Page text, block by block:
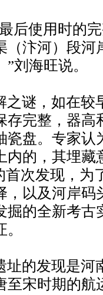
后使用时的
（汴河）段河
刘海旺说。
谜，如在较
存完整，器高
瓷盘。专家认
内的，其埋藏
首次发现，为
，以及河岸码
掘的全新考古
的发现是河
至宋时期的